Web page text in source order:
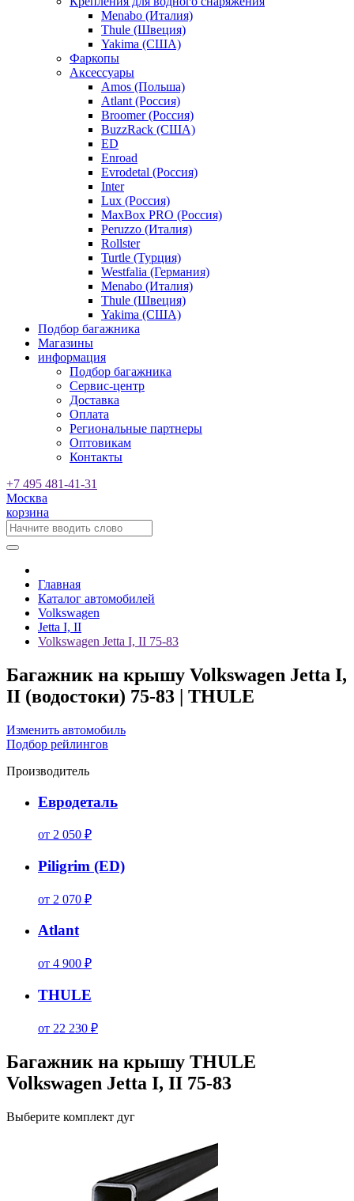
Menabo (Италия)
Thule (Швеция)
Yakima (США)
Фаркопы
Аксессуары
Amos (Польша)
Atlant (Россия)
Broomer (Россия)
BuzzRack (США)
ED
Enroad
Evrodetal (Россия)
Inter
Lux (Россия)
MaxBox PRO (Россия)
Peruzzo (Италия)
Rollster
Turtle (Турция)
Westfalia (Германия)
Menabo (Италия)
Thule (Швеция)
Yakima (США)
Подбор багажника
Магазины
информация
Подбор багажника
Сервис-центр
Доставка
Оплата
Региональные партнеры
Оптовикам
Контакты
+7 495 481-41-31
Москва
корзина
Главная
Каталог автомобилей
Volkswagen
Jetta I, II
Volkswagen Jetta I, II 75-83
Багажник на крышу Volkswagen Jetta I,
II (водостоки) 75-83 | THULE
Изменить автомобиль
Подбор рейлингов
Производитель
Евродеталь
от 2 050 ₽
Piligrim (ED)
от 2 070 ₽
Atlant
от 4 900 ₽
THULE
от 22 230 ₽
Багажник на крышу THULE
Volkswagen Jetta I, II 75-83
Выберите комплект дуг